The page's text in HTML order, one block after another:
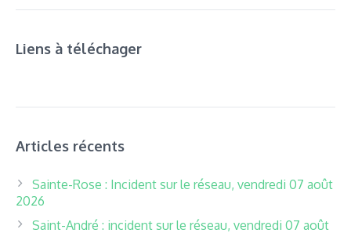
Liens à téléchager
Articles récents
Sainte-Rose : Incident sur le réseau, vendredi 07 août
2026
Saint-André : incident sur le réseau, vendredi 07 août